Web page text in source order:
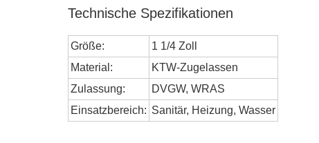
Technische Spezifikationen
Größe:
1 1/4 Zoll
Material:
KTW-Zugelassen
Zulassung:
DVGW, WRAS
Einsatzbereich: Sanitär, Heizung, Wasser